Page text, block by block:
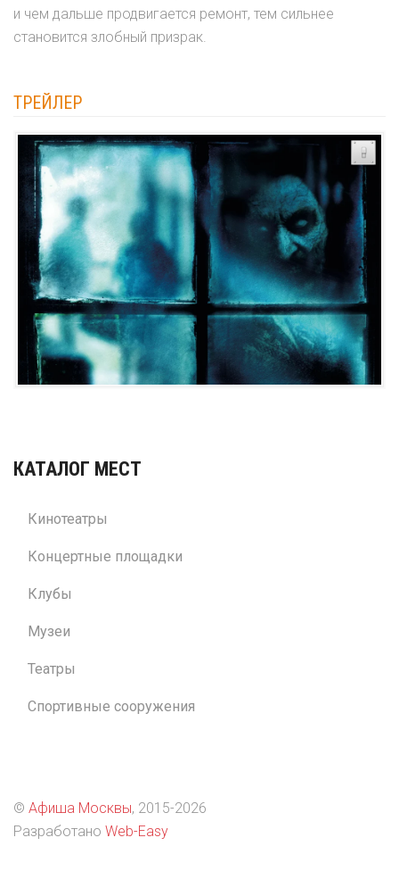
и чем дальше продвигается ремонт, тем сильнее
становится злобный призрак.
ТРЕЙЛЕР
КАТАЛОГ МЕСТ
Кинотеатры
Концертные площадки
Клубы
Музеи
Театры
Спортивные сооружения
© Афиша Москвы, 2015-2026
Разработано Web-Easy